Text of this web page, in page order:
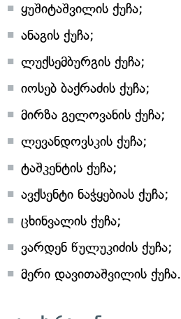
ყუშიტაშვილის ქუჩა;
ანაგის ქუჩა;
ლუქსემბურგის ქუჩა;
იოსებ ბაქრაძის ქუჩა;
მირზა გელოვანის ქუჩა;
ლევანდოვსკის ქუჩა;
ტაშკენტის ქუჩა;
ავქსენტი ნაჭყებიას ქუჩა;
ცხინვალის ქუჩა;
ვარდენ წულუკიძის ქუჩა;
მერი დავითაშვილის ქუჩა.